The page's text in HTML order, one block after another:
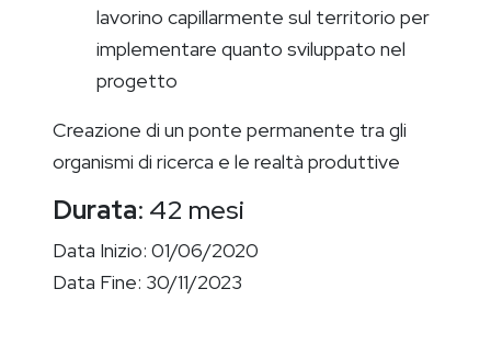
lavorino capillarmente sul territorio per
implementare quanto sviluppato nel
progetto
Creazione di un ponte permanente tra gli
organismi di ricerca e le realtà produttive
Durata: 42 mesi
Data Inizio: 01/06/2020
Data Fine: 30/11/2023